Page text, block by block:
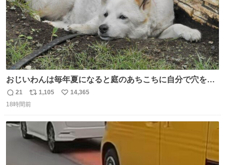
おじいわんは毎年夏になると庭のあちこちに自分で穴を掘
って涼んでた。 たまにうさぎ氏がちゃっかり中に入る事も
あったが、退かさず怒らず保護者のようにただ見ていた。
返
信
21
リ
ポ
ト
数
1,105
い
数
14,365
18時間前